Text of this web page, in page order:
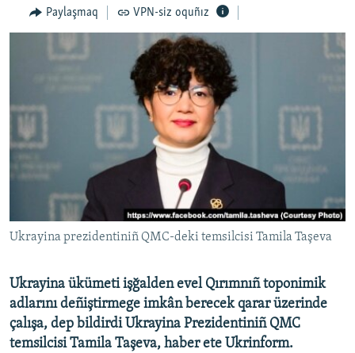
VİDEO
FİKİR
Русский
Українською
RFE/RS bütün saytları
Paylaşmaq VPN-siz oquñız
Ukrayina prezidentiniñ QMC-deki temsilcisi Tamila Taşeva
Ukrayina ükümeti işğalden evel Qırımnıñ toponimik
adlarını deñiştirmege imkân berecek qarar üzerinde
çalışa, dep bildirdi Ukrayina Prezidentiniñ QMC
temsilcisi Tamila Taşeva, haber ete Ukrinform.